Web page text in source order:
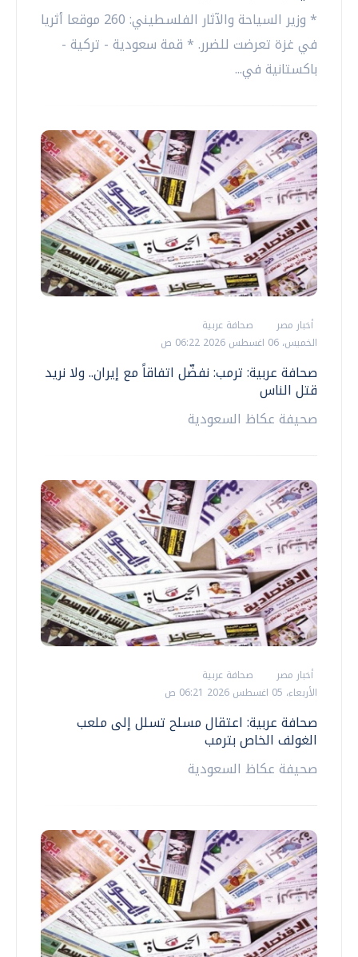
* وزير السياحة والآثار الفلسطيني: 260 موقعا أثريا
في غزة تعرضت للضرر. * قمة سعودية - تركية -
باكستانية في...
أخبار مصر
صحافة عربية
الخميس، 06 اغسطس 2026 06:22 ص
صحافة عربية: ترمب: نفضّل اتفاقاً مع إيران.. ولا نريد
قتل الناس
صحيفة عكاظ السعودية
أخبار مصر
صحافة عربية
الأربعاء، 05 اغسطس 2026 06:21 ص
صحافة عربية: اعتقال مسلح تسلل إلى ملعب
الغولف الخاص بترمب
صحيفة عكاظ السعودية